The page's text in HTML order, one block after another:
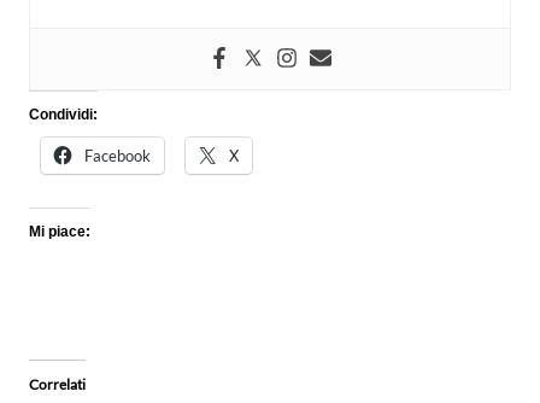
Condividi:
Facebook X
Mi piace:
Correlati